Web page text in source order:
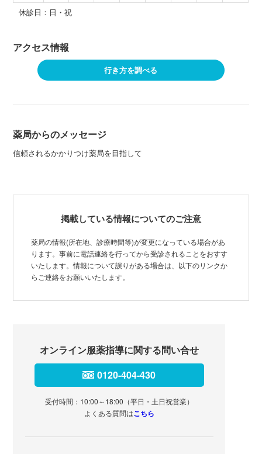
休診日：日・祝
アクセス情報
行き方を調べる
薬局からのメッセージ
信頼されるかかりつけ薬局を目指して
掲載している情報についてのご注意
薬局の情報(所在地、診療時間等)が変更になっている場合があ
ります。事前に電話連絡を行ってから受診されることをおすす
いたします。情報について誤りがある場合は、以下のリンクか
らご連絡をお願いいたします。
オンライン服薬指導に関する問い合せ
0120-404-430
受付時間：10:00～18:00（平日・土日祝営業）
よくある質問はこちら